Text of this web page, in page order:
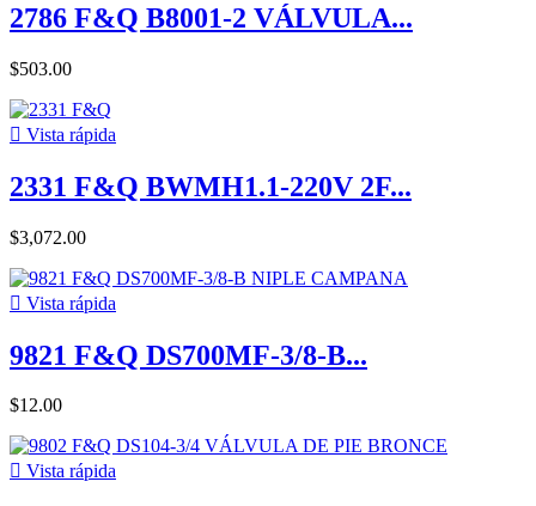
2786 F&Q B8001-2 VÁLVULA...
$503.00
 Vista rápida
2331 F&Q BWMH1.1-220V 2F...
$3,072.00
 Vista rápida
9821 F&Q DS700MF-3/8-B...
$12.00
 Vista rápida